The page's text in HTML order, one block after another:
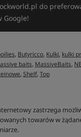
do
Google!
, Butyricco, Kulki, kulki
baits, MassiveBaits,
,Shelf,Top
zastrzega
towarów w